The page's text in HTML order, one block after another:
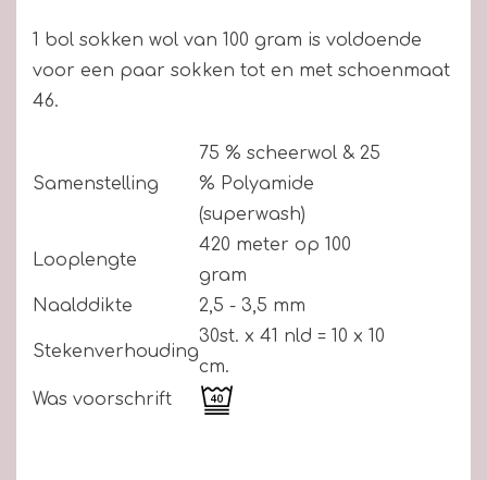
1 bol sokken wol van 100 gram is voldoende
voor een paar sokken tot en met schoenmaat
46.
Samenstelling
75 % scheerwol & 25
% Polyamide
(superwash)
Looplengte
420 meter op 100
gram
Naalddikte
2,5 - 3,5 mm
Stekenverhouding
30st. x 41 nld = 10 x 10
cm.
Was voorschrift